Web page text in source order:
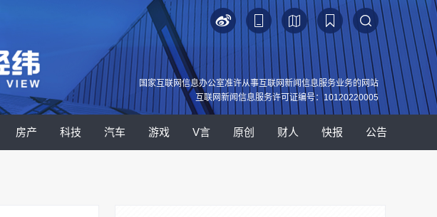
国家互联网信息办公室准许从事互联网新闻信息服务业务的网站
互联网新闻信息服务许可证编号：10120220005
房产 科技 汽车 游戏 V言 原创 财人 快报 公告